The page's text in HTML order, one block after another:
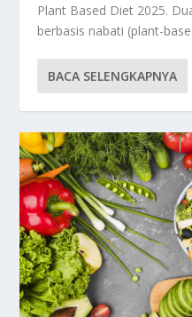
Plant Based Diet 2025.
berbasis nabati (plant-
BACA SELENGKAPNYA